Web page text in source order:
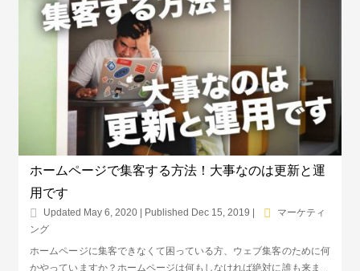
ホームページで集客する方法！大事なのは更新と運
用です
Updated May 6, 2020 | Published Dec 15, 2019
マーケティ
ング
ホームページに集客できなくて困っている方、ウェブ集客のために何
かやっていますか？ホームページは何もしなければ絶対に誰も来ませ